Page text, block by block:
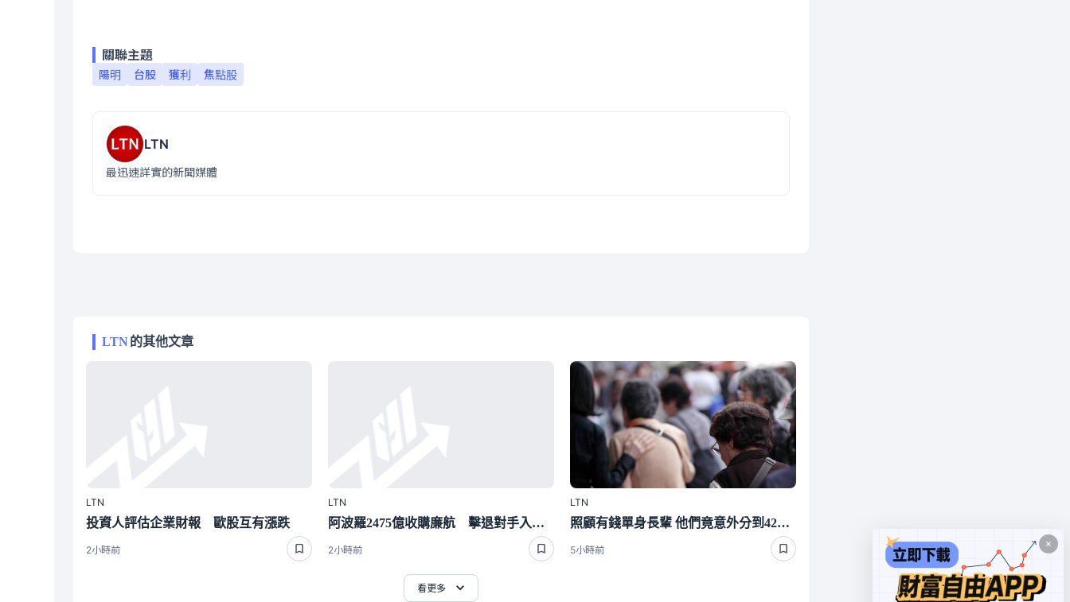
關聯主題
陽明 台股 獲利 焦點股
LTN
最迅速詳實的新聞媒體
LTN的其他文章
LTN
投資人評估企業財報 歐股互有漲跌
2小時前
LTN
阿波羅2475億收購廉航 擊退對手入主易捷航空
2小時前
LTN
照顧有錢單身長輩 他們竟意外分到4220萬遺產 背後真相曝光了
5小時前
看更多